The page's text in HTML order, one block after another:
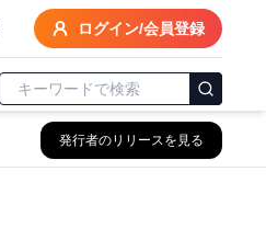
ログイン/会員登録
発行者のリリースを見る